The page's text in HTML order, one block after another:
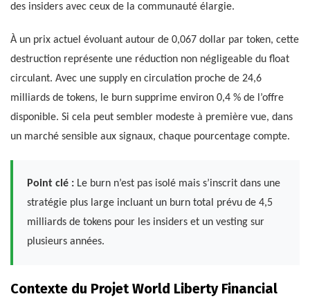
des insiders avec ceux de la communauté élargie.
À un prix actuel évoluant autour de 0,067 dollar par token, cette
destruction représente une réduction non négligeable du float
circulant. Avec une supply en circulation proche de 24,6
milliards de tokens, le burn supprime environ 0,4 % de l’offre
disponible. Si cela peut sembler modeste à première vue, dans
un marché sensible aux signaux, chaque pourcentage compte.
Point clé : Le burn n’est pas isolé mais s’inscrit dans une
stratégie plus large incluant un burn total prévu de 4,5
milliards de tokens pour les insiders et un vesting sur
plusieurs années.
Contexte du Projet World Liberty Financial